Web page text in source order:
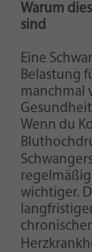
Warum
sind
Eine
Belastung
manchmal
Wenn du
wichtiger.